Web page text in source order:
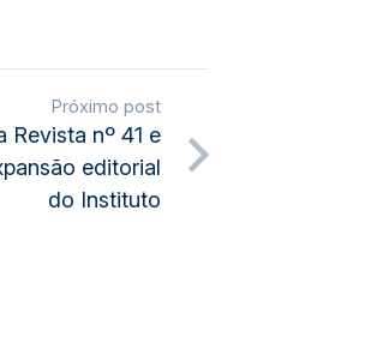
Próximo post
Revista nº 41 e
editorial
do Instituto